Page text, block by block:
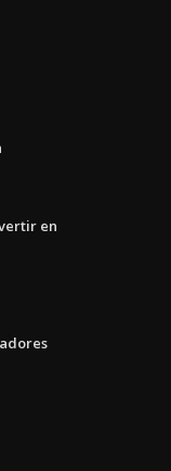
en